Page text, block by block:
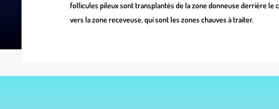
follicules pileux sont transplantés de la zone donneuse derrière le
vers la zone receveuse, qui sont les zones chauves à traiter.